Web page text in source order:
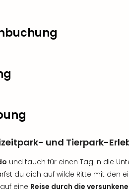
und Tierpark-
und tauch für einen Tag in die
du dich auf wilde Ritte mit den
eine Reise durch die